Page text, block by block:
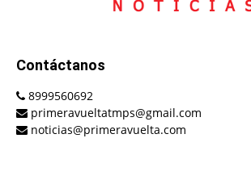
Contáctanos
8999560692
primeravueltatmps@gmail.com
noticias@primeravuelta.com